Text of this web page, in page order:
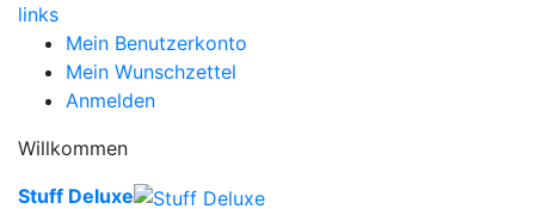
links
Mein Benutzerkonto
Mein Wunschzettel
Anmelden
Willkommen
Stuff Deluxe